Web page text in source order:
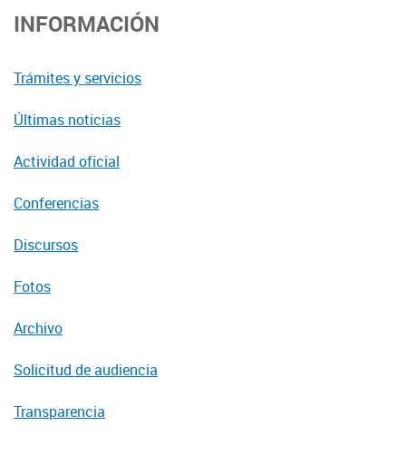
INFORMACIÓN
Trámites y servicios
Últimas noticias
Actividad oficial
Conferencias
Discursos
Fotos
Archivo
Solicitud de audiencia
Transparencia